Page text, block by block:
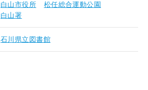
白山市役所
松任総合運動公園
白山署
石川県立図書館